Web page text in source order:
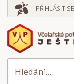
PŘIHLÁSIT SE